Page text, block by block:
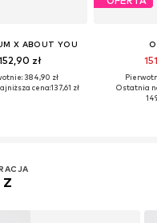
X ABOUT YOU
zł
384,90 zł
cena:137,61 zł
Ostatnia
Z